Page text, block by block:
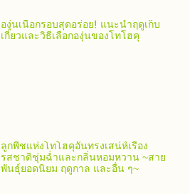
องุ่นเนื้อกรอบสุดอร่อย! แนะนำฤดูเก็บ
เกี่ยวและวิธีเลือกองุ่นของโทโฮคุ
ลูกพีชแห่งโทโฮคุอันทรงเสน่ห์เรื่อง
รสชาติชุ่มฉ่ำและกลิ่นหอมหวาน ~สาย
พันธุ์ยอดนิยม ฤดูกาล และอื่น ๆ~